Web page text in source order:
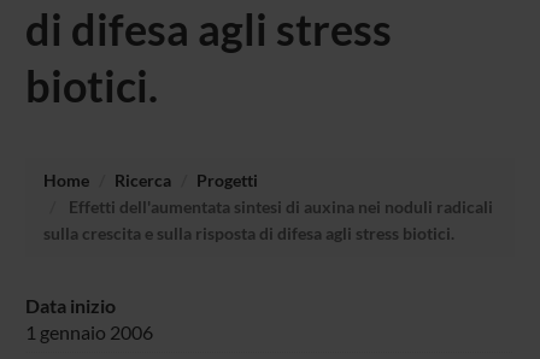
di difesa agli stress
biotici.
Home Ricerca
Progetti
Effetti dell'aumentata sintesi di auxina nei noduli radicali
sulla crescita e sulla risposta di difesa agli stress biotici.
Data inizio
1 gennaio 2006